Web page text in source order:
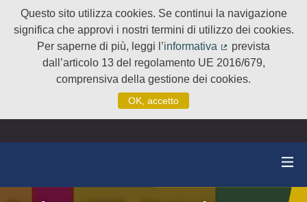
Questo sito utilizza cookies. Se continui la navigazione
significa che approvi i nostri termini di utilizzo dei cookies.
Per saperne di più, leggi l’informativa
(Collegamento
prevista
dall’articolo 13 del regolamento UE 2016/679,
comprensiva della gestione dei cookies.
OK, accetto